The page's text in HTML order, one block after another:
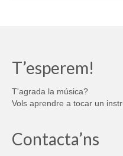
T’esperem!
T'agrada la música?
Vols aprendre a tocar un
Contacta’ns